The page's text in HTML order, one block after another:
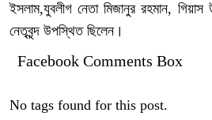
ইসলাম,যুবলীগ নেতা মিজানুর রহমান, গিয়াস
নেতৃবৃন্দ উপস্থিত ছিলেন।
Facebook Comments Box
No tags found for this post.